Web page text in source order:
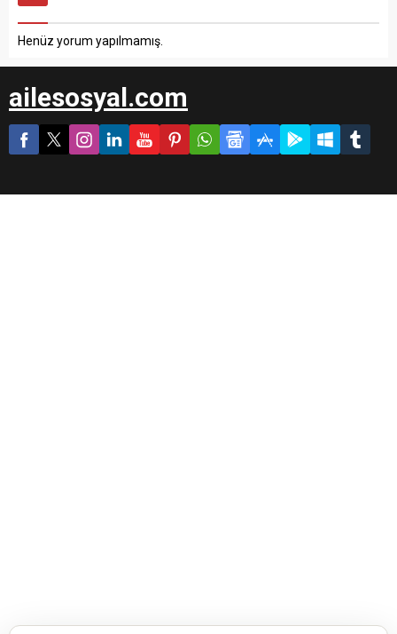
Henüz yorum yapılmamış.
ailesosyal.com